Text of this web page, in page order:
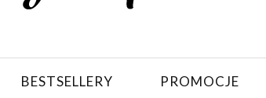
BESTSELLERY PROMOCJE